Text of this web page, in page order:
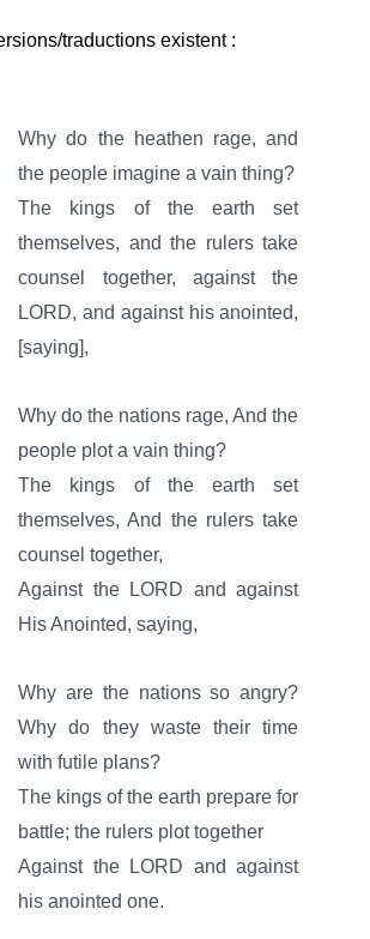
traductions existent :
Why do the heathen rage, and
the people imagine a vain thing?
The kings of the earth set
themselves, and the rulers take
counsel together, against the
LORD, and against his anointed,
[saying],
Why do the nations rage, And the
people plot a vain thing?
The kings of the earth set
themselves, And the rulers take
counsel together,
Against the LORD and against
His Anointed, saying,
Why are the nations so angry?
Why do they waste their time
with futile plans?
The kings of the earth prepare for
battle; the rulers plot together
Against the LORD and against
his anointed one.